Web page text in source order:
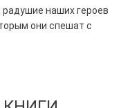
наших героев
они спешат с